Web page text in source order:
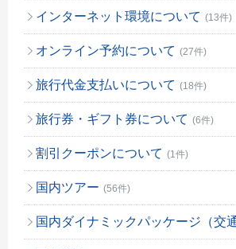
インターネット環境について (13件)
オンライン予約について (27件)
旅行代金支払いについて (18件)
旅行券・ギフト券について (6件)
割引クーポンについて (1件)
国内ツアー (56件)
国内ダイナミックパッケージ（交